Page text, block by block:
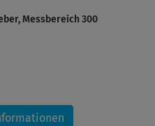
Messbereich 300